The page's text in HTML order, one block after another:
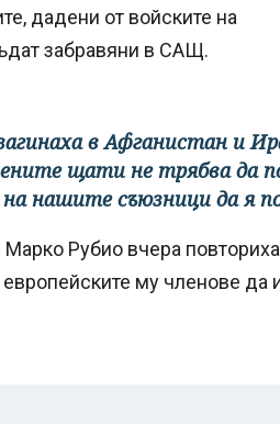
дадени от войските на
забравяни в САЩ.
в Афганистан и
щати не трябва да
нашите съюзници да я
Рубио вчера повториха
му членове да